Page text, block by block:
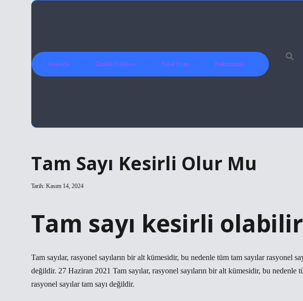
Anasayfa Gizlilik Politikası Yasal Uyarı Hakkımızda
Tam Sayı Kesirli Olur Mu
Tarih: Kasım 14, 2024
Tam sayı kesirli
Tam sayılar, rasyonel sayıların bir alt kümesidir, bu nedenle tüm tam sayılar rasyonel
değildir. 27 Haziran 2021 Tam sayılar, rasyonel sayıların bir alt kümesidir, bu nedenle
rasyonel sayılar tam sayı değildir.